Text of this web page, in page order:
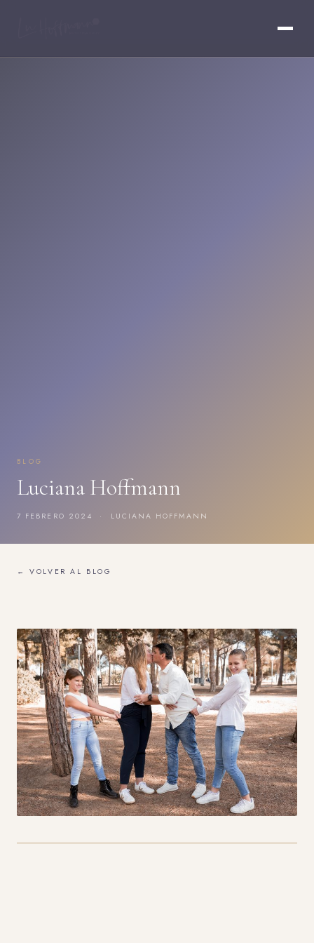
BLOG
Luciana Hoffmann
7 FEBRERO 2024 · LUCIANA HOFFMANN
← VOLVER AL BLOG